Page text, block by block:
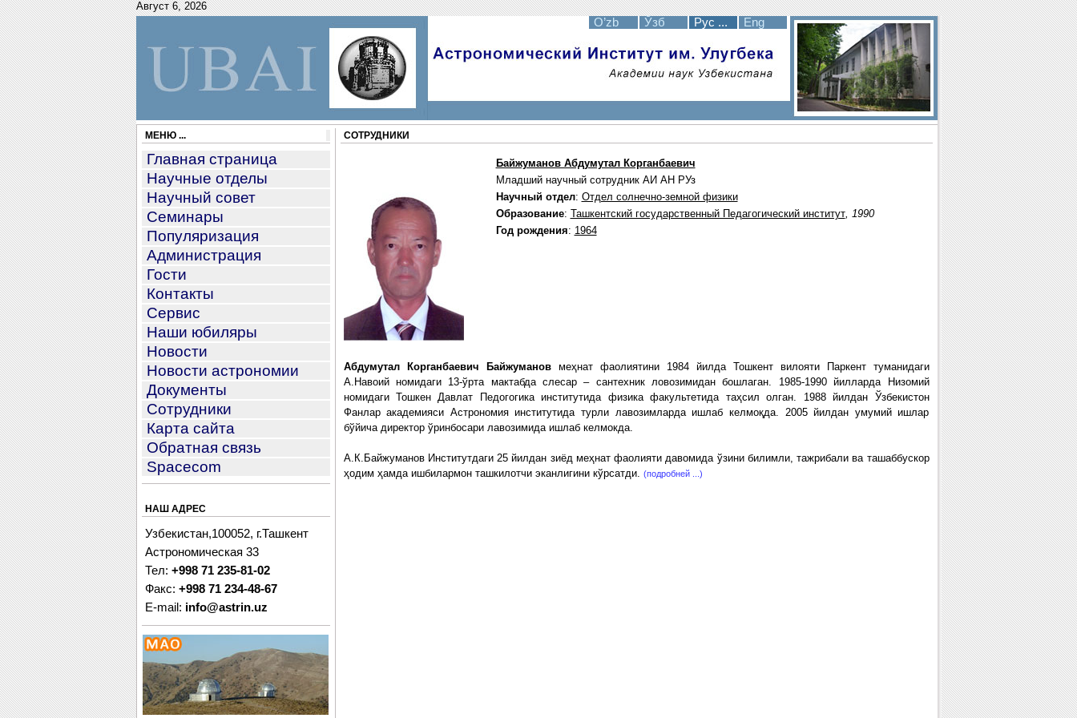
Август 6, 2026
O’zb Ўзб Рус ... Eng
МЕНЮ ...
Главная страница
Научные отделы
Научный совет
Семинары
Популяризация
Администрация
Гости
Контакты
Сервис
Наши юбиляры
Новости
Новости астрономии
Документы
Сотрудники
Карта сайта
Обратная связь
Spacecom
НАШ АДРЕС
Узбекистан,100052, г.Ташкент
Астрономическая 33
Тел: +998 71 235-81-02
Факс: +998 71 234-48-67
E-mail: info@astrin.uz
СОТРУДНИКИ
Байжуманов Абдумутал Корганбаевич
Младший научный сотрудник АИ АН РУз
Научный отдел: Отдел солнечно-земной физики
Образование: Ташкентский государственный Педагогический институт, 1990
Год рождения: 1964
Абдумутал Корганбаевич Байжумановмеҳнат фаолиятини 1984 йилда Тошкент вилояти Паркент туманидаги
А.Навоий номидаги 13-ўрта мактабда слесар – сантехник ловозимидан бошлаган. 1985-1990 йилларда Низомий
номидаги Тошкен Давлат Педогогика институтида физика факультетида таҳсил олган. 1988 йилдан Ўзбекистон
Фанлар академияси Астрономия институтида турли лавозимларда ишлаб келмоқда. 2005 йилдан умумий ишлар
бўйича директор ўринбосари лавозимида ишлаб келмокда.
А.К.Байжуманов Институтдаги 25 йилдан зиёд меҳнат фаолияти давомида ўзини билимли, тажрибали ва ташаббускор
ҳодим ҳамда ишбилармон ташкилотчи эканлигини кўрсатди. (подробней ...)